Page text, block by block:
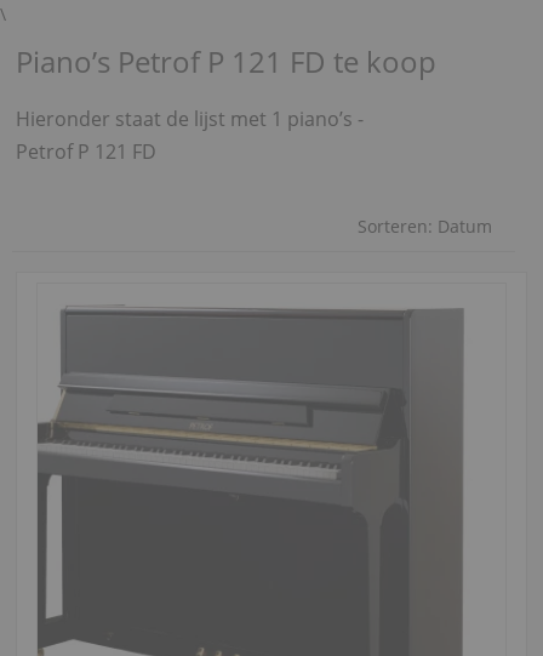
\
Piano’s Petrof P 121 FD te koop
Hieronder staat de lijst met 1 piano’s -
Petrof P 121 FD
Sorteren: Datum